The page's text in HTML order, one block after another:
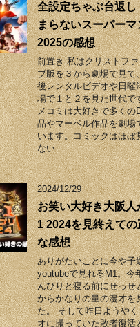
全設定ちゃぶ台返し
まらないスーパーマ
2025の感想
前置き 私はクリストフ
ブ版を３から劇場で見て
後レンタルビデオや日曜
場で１と２を見た世代で
メコミは大好きで多くの
品やマーベル作品を劇場
います。コミックはほぼ
ない …
2024/12/29
お笑い大好き大阪人
1 2024を見終えての
な感想
ありがたいことに今や予
youtubeで見れるM1。今
んびりと寝る前にせっせ
からかなりの量の漫才を
た。 そして昨日ようや
オに撮っていた敗者復活